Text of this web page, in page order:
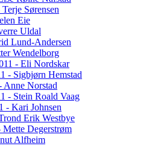
Sørensen
Eie
Uldal
Lund-Andersen
Wendelborg
- Eli Nordskar
- Sigbjørn Hemstad
Anne Norstad
- Stein Roald Vaag
- Kari Johnsen
Erik Westbye
Mette Degerstrøm
Alfheim